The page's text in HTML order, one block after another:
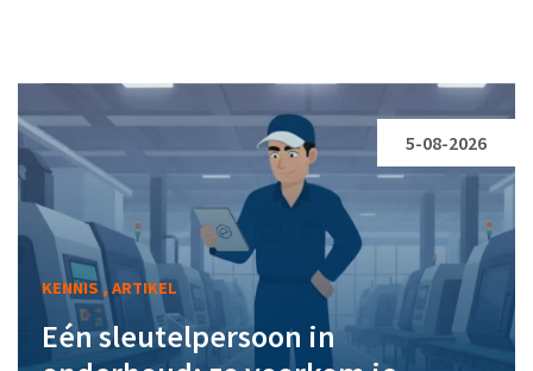
KENNIS , ARTIKEL
Eén sleutelpersoon in
5-08-2026